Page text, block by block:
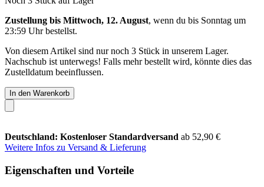
Zustellung bis Mittwoch, 12. August, wenn du bis Sonntag um
23:59 Uhrbestellst.
Von diesem Artikel sind nur noch 3 Stück in unserem Lager.
Nachschub ist unterwegs! Falls mehr bestellt wird, könnte dies das
Zustelldatum beeinflussen.
In den Warenkorb
Deutschland: Kostenloser Standardversand ab 52,90 €
Weitere Infos zu Versand & Lieferung
Eigenschaften und Vorteile